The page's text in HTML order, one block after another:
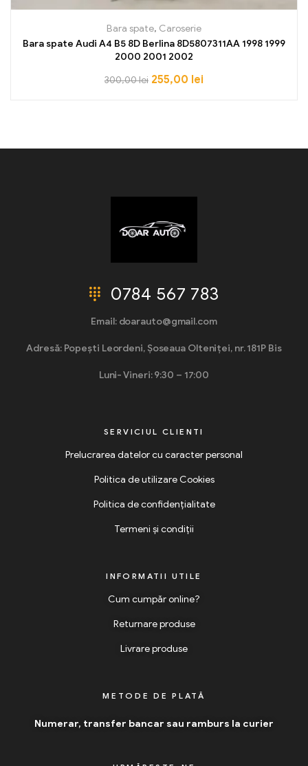
Bara spate, Caroserie
Bara spate Audi A4 B5 8D Berlina 8D5807311AA 1998 1999
2000 2001 2002
300,00lei 255,00 lei
0784 567 783
Email: doarauto@gmail.com
Adresă: Popești Leordeni, Șoseaua Olteniței, nr. 181P Bis
Luni- Vineri: 9:30 – 17:00
SERVICIUL CLIENTI
Prelucrarea datelor cu caracter personal
Politica de utilizare Cookies
Politica de confidențialitate
Termeni și condiții
INFORMATII UTILE
Cum cumpăr online?
Returnare produse
Livrare produse
METODE DE PLATĂ
Numerar, transfer bancar sau ramburs la curier